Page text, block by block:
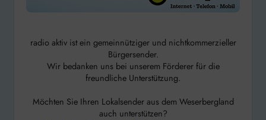
radio aktiv ist ein gemeinnütziger und nichtkommerzieller
Bürgersender.
Wir bedanken uns bei unserem Förderer für die
freundliche Unterstützung.
Möchten Sie Ihren Lokalsender aus dem Weserbergland
auch unterstützen?